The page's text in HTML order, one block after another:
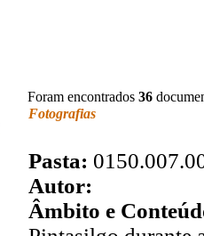
Foram encontrados 36
Fotografias
Pasta:
Autor:
Âmbito e